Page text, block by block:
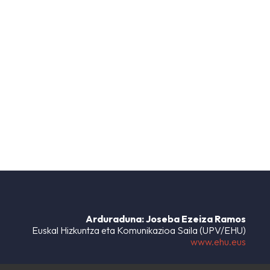
Arduraduna: Joseba Ezeiza Ramos
Euskal Hizkuntza eta Komunikazioa Saila (UPV/EHU)
www.ehu.eus